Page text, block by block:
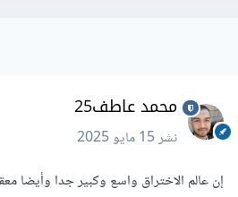
محمد عاطف25
نشر15 مايو 2025
إن عالم الاختراق واسع وكبير جدا وأيضا